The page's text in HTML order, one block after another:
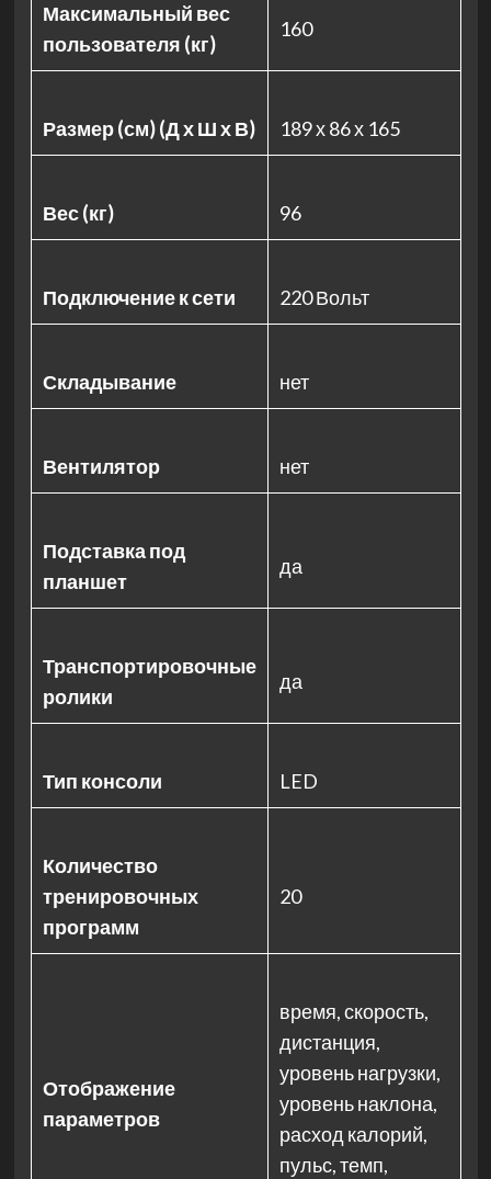
Максимальный вес
пользователя (кг)
160
Размер (см) (Д х Ш х В) 189 х 86 х 165
Вес (кг) 96
Подключение к сети 220 Вольт
Складывание нет
Вентилятор нет
Подставка под
планшет
да
Транспортировочные
ролики
да
Тип консоли LED
Количество
тренировочных
программ
20
Отображение
параметров
время, скорость,
дистанция,
уровень нагрузки,
уровень наклона,
расход калорий,
пульс, темп,